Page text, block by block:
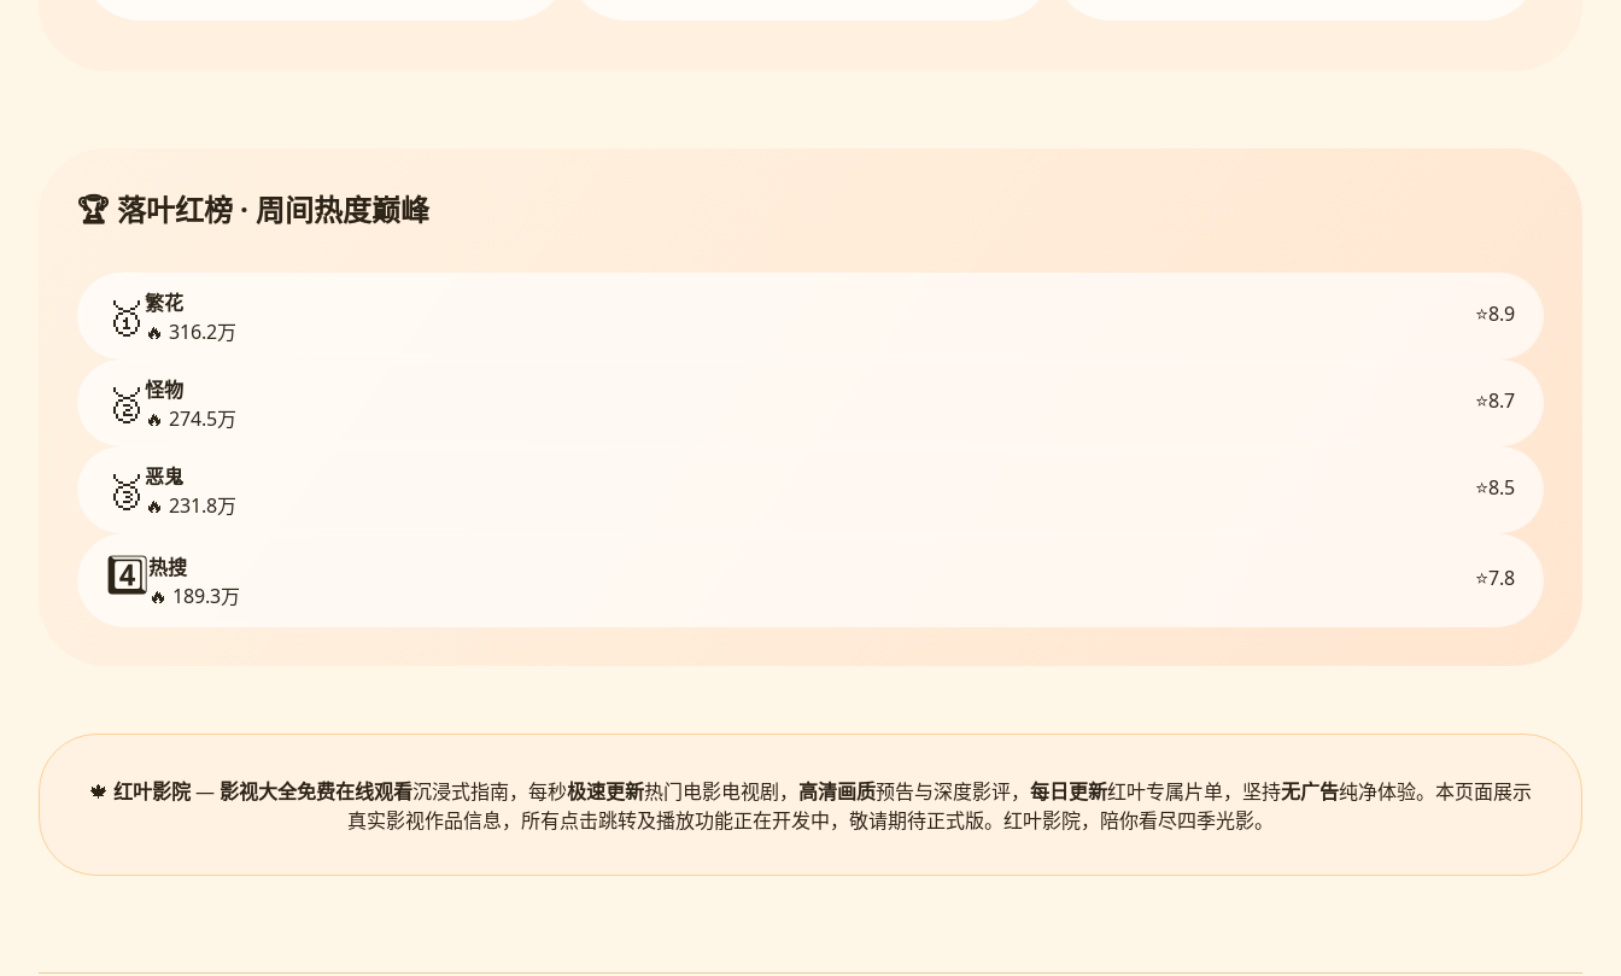
🏆 落叶红榜 · 周间热度巅峰
🥇繁花
🔥 316.2万
⭐8.9
🥈怪物
🔥 274.5万
⭐8.7
🥉 恶鬼
🔥 231.8万
⭐8.5
4️⃣热搜
🔥 189.3万
⭐7.8
🍁 红叶影院— 影视大全免费在线观看沉浸式指南，每秒极速更新热门电影电视剧， 高清画质预告与深度影评， 每日更新红叶专属片单，坚持无广告纯净体验。本页面展示
真实影视作品信息，所有点击跳转及播放功能正在开发中，敬请期待正式版。红叶影院，陪你看尽四季光影。